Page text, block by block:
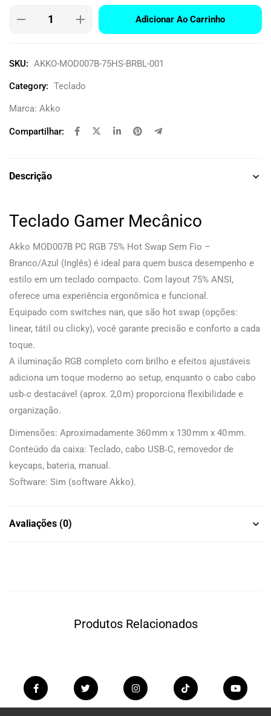
Adicionar Ao Carrinho
SKU: AKKO-MOD007B-75HS-BRBL-001
Category: Teclado
Marca: Akko
Compartilhar:
Descrição
Teclado Gamer Mecânico
Akko MOD007B PC RGB 75% Hot Swap Sem Fio –
Branco/Azul (Inglês) é ideal para quem busca desempenho e
estilo em um teclado compacto. Com layout 75% ANSI,
oferece uma experiência ergonômica e funcional.
Equipado com switches nan, que são hot swap (opções:
linear, tátil ou clicky), você garante precisão e conforto a cada
toque.
A iluminação RGB completo com brilho e efeitos ajustáveis
adiciona um toque moderno ao setup, enquanto o cabo cabo
usb‑c destacável (aprox. 2,0 m) proporciona flexibilidade e
organização.
Dimensões: Aproximadamente 360 mm x 130 mm x 40 mm.
Conteúdo da caixa: Teclado, cabo USB‑C, removedor de
keycaps, bateria, manual.
Software: Sim (software Akko).
Avaliações (0)
Produtos Relacionados